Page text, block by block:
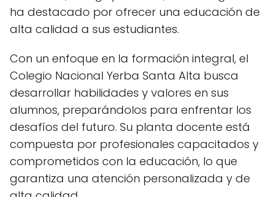
ha destacado por ofrecer una educación de
alta calidad a sus estudiantes.
Con un enfoque en la formación integral, el
Colegio Nacional Yerba Santa Alta busca
desarrollar habilidades y valores en sus
alumnos, preparándolos para enfrentar los
desafíos del futuro. Su planta docente está
compuesta por profesionales capacitados y
comprometidos con la educación, lo que
garantiza una atención personalizada y de